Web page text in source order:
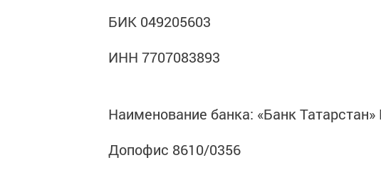
БИК 049205603
ИНН 7707083893
Наименование банка: «Банк
Допофис 8610/0356